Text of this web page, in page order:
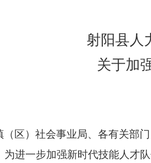
射阳县人
关于加
（区）社会事业局、各有关部
为进一步加强新时代技能人才